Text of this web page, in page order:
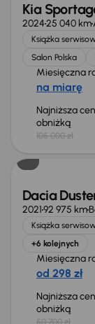
Kia
202425 040 km
Książka
Salon Polska
Miesięczna
na miarę
Najniższa
obniżką
105 000 zł
Taniej o 700 zł
Dacia
202192 975 km
Książka
+6 kolejnych
Miesięczna
od 298 zł
Najniższa
obniżką
50 700 zł